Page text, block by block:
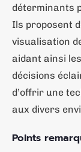
déterminants
Ils proposent
visualisation
aidant ainsi
décisions
d’offrir une
aux divers
Points